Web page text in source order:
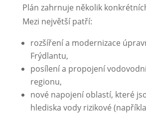
Plán zahrnuje několik
Mezi největší patří:
rozšíření a modernizace
Frýdlantu,
posílení a propojení
regionu,
nové napojení oblastí, které
hlediska vody rizikové